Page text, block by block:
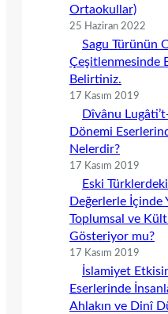
Ortaokullar)
25 Haziran 2022
Sagu Türünün
Çeşitlenmesinde
Belirtiniz.
17 Kasım 2019
Dîvânu
Dönemi
Nelerdir?
17 Kasım 2019
Eski
Değerlerle İçinde
Toplumsal ve
Gösteriyor mu?
17 Kasım 2019
İslamiyet
Eserlerinde
Ahlakın ve Dinî